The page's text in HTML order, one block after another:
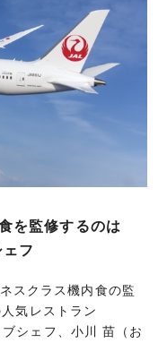
を監修するのは
フ
スクラス機内食の監
気レストラン
シェフ、小川 苗（お